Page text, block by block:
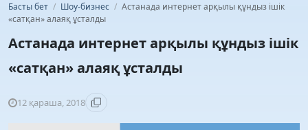
Басты бет / Шоу-бизнес / Астанада интернет арқылы құндыз ішік
«сатқан» алаяқ ұсталды
Астанада интернет арқылы құндыз ішік
«сатқан» алаяқ ұсталды
12 қараша, 2018